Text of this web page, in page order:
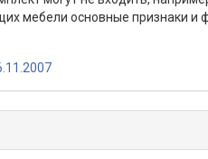
мебели основные признаки и